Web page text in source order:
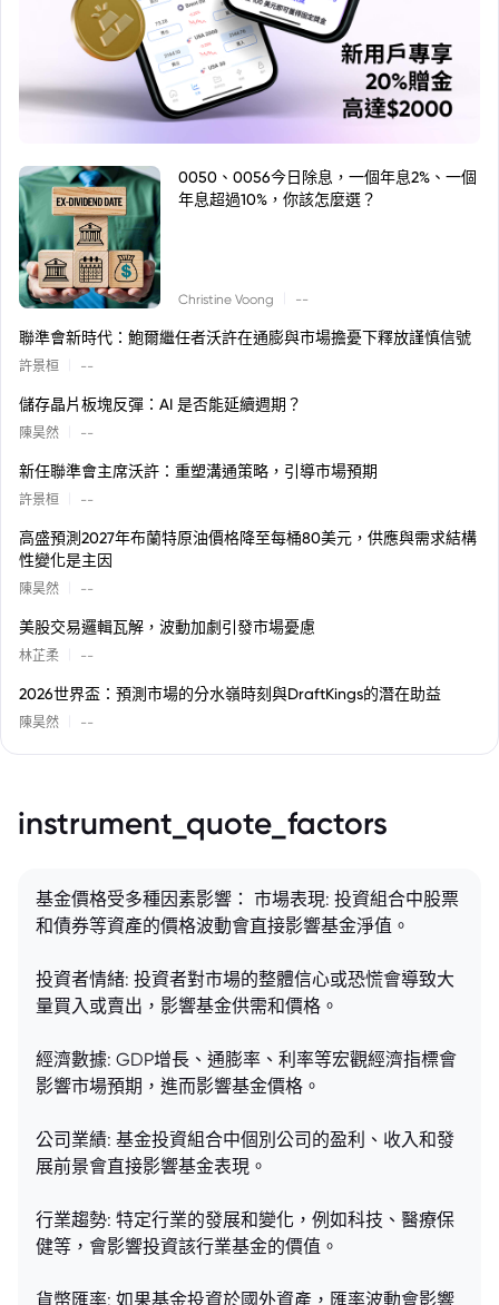
0050、0056今日除息，一個年息2%、一個
年息超過10%，你該怎麼選？
Christine Voong --
聯準會新時代：鮑爾繼任者沃許在通膨與市場擔憂下釋放謹慎信號
許景桓 --
儲存晶片板塊反彈：AI 是否能延續週期？
陳昊然 --
新任聯準會主席沃許：重塑溝通策略，引導市場預期
許景桓 --
高盛預測2027年布蘭特原油價格降至每桶80美元，供應與需求結構
性變化是主因
陳昊然 --
美股交易邏輯瓦解，波動加劇引發市場憂慮
林芷柔 --
2026世界盃：預測市場的分水嶺時刻與DraftKings的潛在助益
陳昊然 --
instrument_quote_factors
基金價格受多種因素影響： 市場表現: 投資組合中股票
和債券等資產的價格波動會直接影響基金淨值。
投資者情緒: 投資者對市場的整體信心或恐慌會導致大
量買入或賣出，影響基金供需和價格。
經濟數據: GDP增長、通膨率、利率等宏觀經濟指標會
影響市場預期，進而影響基金價格。
公司業績: 基金投資組合中個別公司的盈利、收入和發
展前景會直接影響基金表現。
行業趨勢: 特定行業的發展和變化，例如科技、醫療保
健等，會影響投資該行業基金的價值。
貨幣匯率: 如果基金投資於國外資產，匯率波動會影響